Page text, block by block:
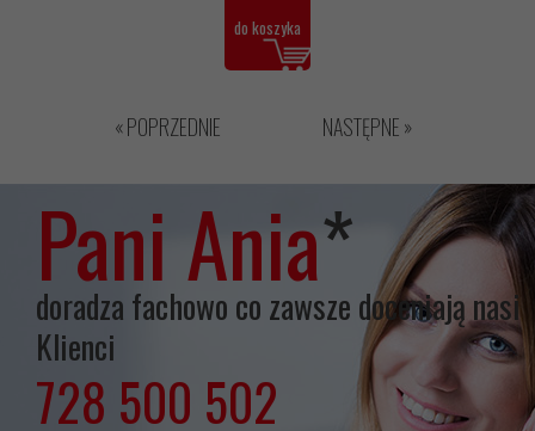
do koszyka
« POPRZEDNIE NASTĘPNE »
Pani Ania*
doradza fachowo co zawsze doceniają nasi
Klienci
728 500 502